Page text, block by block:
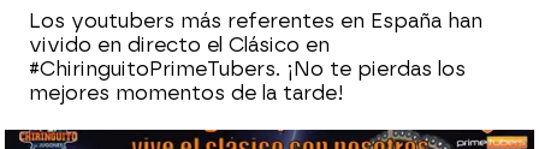
Los youtubers más referentes en España han
vivido en directo el Clásico en
#ChiringuitoPrimeTubers. ¡No te pierdas los
mejores momentos de la tarde!